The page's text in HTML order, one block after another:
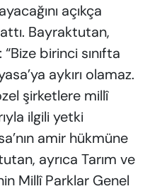
açıkça
Bayraktutan,
birinci sınıfta
aykırı olamaz.
şirketlere millî
ilgili yetki
amir hükmüne
ayrıca Tarım ve
Millî Parklar Genel